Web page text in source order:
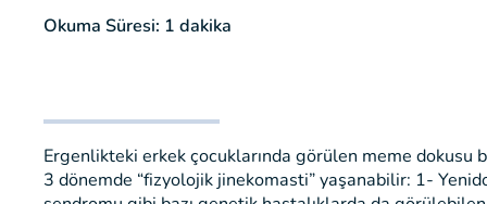
Okuma Süresi: 1 dakika
Ergenlikteki erkek çocuklarında görülen meme dokusu
3 dönemde “fizyolojik jinekomasti” yaşanabilir: 1-